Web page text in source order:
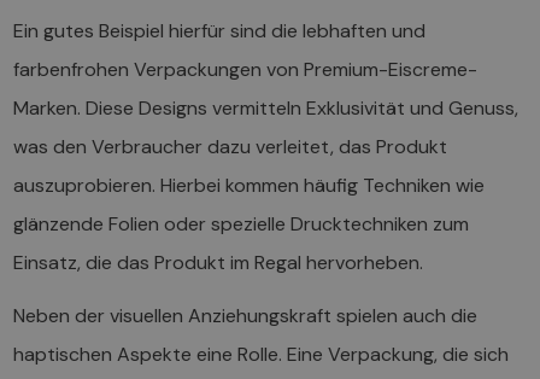
Ein gutes Beispiel hierfür sind die lebhaften und
farbenfrohen Verpackungen von Premium-Eiscreme-
Marken. Diese Designs vermitteln Exklusivität und Genuss,
was den Verbraucher dazu verleitet, das Produkt
auszuprobieren. Hierbei kommen häufig Techniken wie
glänzende Folien oder spezielle Drucktechniken zum
Einsatz, die das Produkt im Regal hervorheben.
Neben der visuellen Anziehungskraft spielen auch die
haptischen Aspekte eine Rolle. Eine Verpackung, die sich